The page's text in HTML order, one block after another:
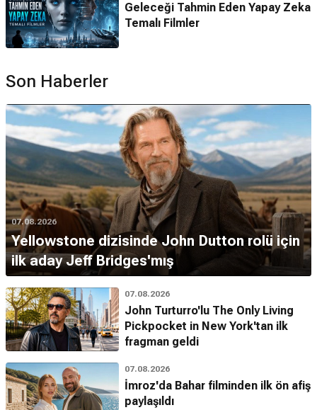
Geleceği Tahmin Eden Yapay Zeka
Temalı Filmler
Son Haberler
07.08.2026
Yellowstone dizisinde John Dutton rolü için
ilk aday Jeff Bridges'mış
07.08.2026
John Turturro'lu The Only Living
Pickpocket in New York'tan ilk
fragman geldi
07.08.2026
İmroz'da Bahar filminden ilk ön afiş
paylaşıldı